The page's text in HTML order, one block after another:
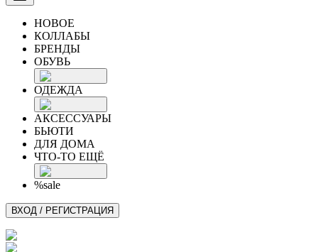
НОВОЕ
КОЛЛАБЫ
БРЕНДЫ
ОБУВЬ
ОДЕЖДА
АКСЕССУАРЫ
БЬЮТИ
ДЛЯ ДОМА
ЧТО-ТО ЕЩЁ
%sale
ВХОД / РЕГИСТРАЦИЯ